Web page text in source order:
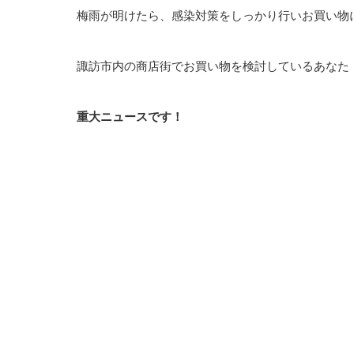
梅雨が明けたら、感染対策をしっかり行いお買い物
諏訪市内の商店街でお買い物を検討しているあなた
重大ニュースです！